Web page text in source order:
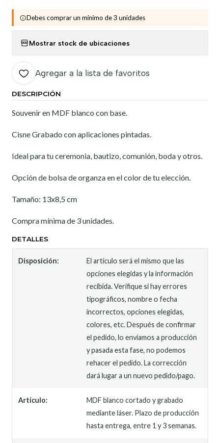
Debes comprar un mínimo de 3 unidades
Mostrar stock de ubicaciones
Agregar a la lista de favoritos
DESCRIPCIÓN
Souvenir en MDF blanco con base.
Cisne Grabado con aplicaciones pintadas.
Ideal para tu ceremonia, bautizo, comunión, boda y otros.
Opción de bolsa de organza en el color de tu elección.
Tamaño: 13x8,5 cm
Compra mínima de 3 unidades.
DETALLES
Disposición:
El artículo será el mismo que las
opciones elegidas y la información
recibida. Verifique si hay errores
tipográficos, nombre o fecha
incorrectos, opciones elegidas,
colores, etc. Después de confirmar
el pedido, lo enviamos a producción
y pasada esta fase, no podemos
rehacer el pedido. La corrección
dará lugar a un nuevo pedido/pago.
Artículo:
MDF blanco cortado y grabado
mediante láser. Plazo de producción
hasta entrega, entre 1 y 3 semanas.